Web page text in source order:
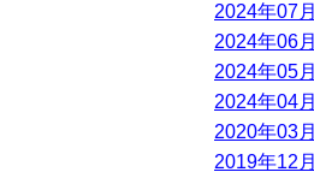
2024年07月
2024年06月
2024年05月
2024年04月
2020年03月
2019年12月